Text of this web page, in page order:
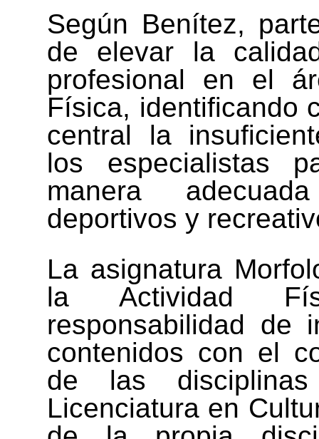
Según Benítez,
de elevar la
profesional en el
Física, identificando
central la
los especialistas
manera
deportivos y
La asignatura
la Actividad
responsabilidad de
contenidos con el
de las
Licenciatura en